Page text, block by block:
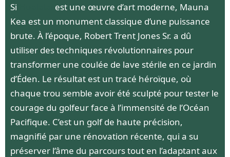
Si
est une œuvre d’art moderne, Mauna
Kea est un monument classique d’une puissance
brute. À l’époque, Robert Trent Jones Sr. a dû
utiliser des techniques révolutionnaires pour
transformer une coulée de lave stérile en ce jardin
d’Éden. Le résultat est un tracé héroïque, où
chaque trou semble avoir été sculpté pour tester le
courage du golfeur face à l’immensité de l’Océan
Pacifique. C’est un golf de haute précision,
magnifié par une rénovation récente, qui a su
préserver l’âme du parcours tout en l’adaptant aux